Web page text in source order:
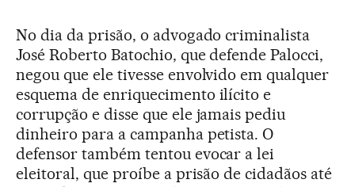
No dia da prisão, o advogado criminalista
José Roberto Batochio, que defende Palocci,
negou que ele tivesse envolvido em qualquer
esquema de enriquecimento ilícito e
corrupção e disse que ele jamais pediu
dinheiro para a campanha petista. O
defensor também tentou evocar a lei
eleitoral, que proíbe a prisão de cidadãos até